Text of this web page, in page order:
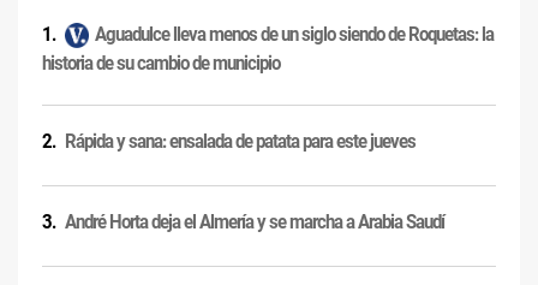
Aguadulce lleva menos de un siglo siendo de Roquetas: la
historia de su cambio de municipio
Rápida y sana: ensalada de patata para este jueves
André Horta deja el Almería y se marcha a Arabia Saudí